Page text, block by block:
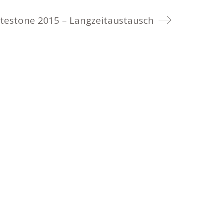
2015 – Langzeitaustausch